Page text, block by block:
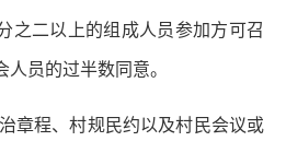
二以上的组成人员参加方可召
员的过半数同意。
章程、村规民约以及村民会议或